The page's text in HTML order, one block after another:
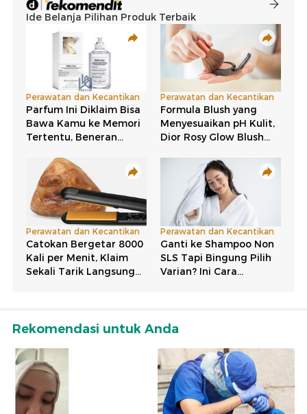
Rekomendasi untuk Anda